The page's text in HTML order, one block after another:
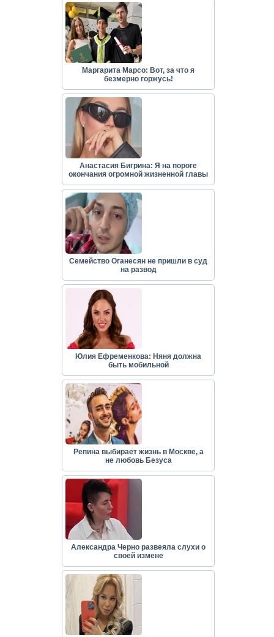
Маргарита Марсо: Вот, за что я
безмерно горжусь!
Анастасия Бигрина: Я на пороге
окончания огромной жизненной главы
Семейство Оганесян не пришли в суд
на развод
Юлия Ефременкова: Няня должна
быть мобильной
Репина выбирает жизнь в Москве, а
не любовь Безуса
Александра Черно развеяла слухи о
своей измене